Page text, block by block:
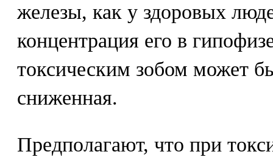
железы, как у здоровых
концентрация его в
токсическим зобом может
сниженная.
Предполагают, что при